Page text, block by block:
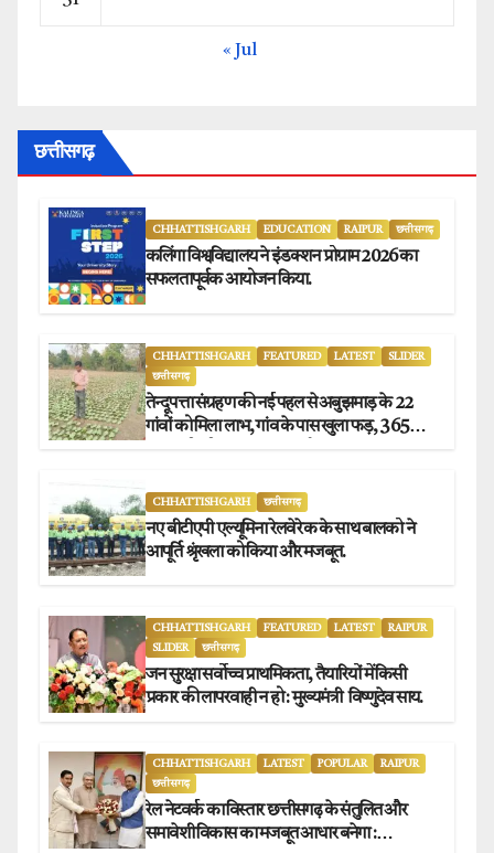
« Jul
छत्तीसगढ़
CHHATTISHGARH EDUCATION RAIPUR छत्तीसगढ़
कलिंगा विश्वविद्यालय ने इंडक्शन प्रोग्राम 2026 का
सफलतापूर्वक आयोजन किया.
CHHATTISHGARH FEATURED LATEST
SLIDER
छत्तीसगढ़
तेन्दूपत्ता संग्रहण की नई पहल से अबुझमाड़ के 22
गांवों को मिला लाभ, गांव के पास खुला फड़, 365
CHHATTISHGARH छत्तीसगढ़
नए बीटीएपी एल्यूमिना रेलवे रेक के साथ बालको ने
आपूर्ति श्रृंखला को किया और मजबूत.
CHHATTISHGARH FEATURED LATEST
RAIPUR
SLIDER
छत्तीसगढ़
जन सुरक्षा सर्वोच्च प्राथमिकता, तैयारियों में किसी
प्रकार की लापरवाही न हो : मुख्यमंत्री विष्णुदेव साय.
CHHATTISHGARH LATEST POPULAR
RAIPUR
छत्तीसगढ़
रेल नेटवर्क का विस्तार छत्तीसगढ़ के संतुलित और
समावेशी विकास का मजबूत आधार बनेगा :